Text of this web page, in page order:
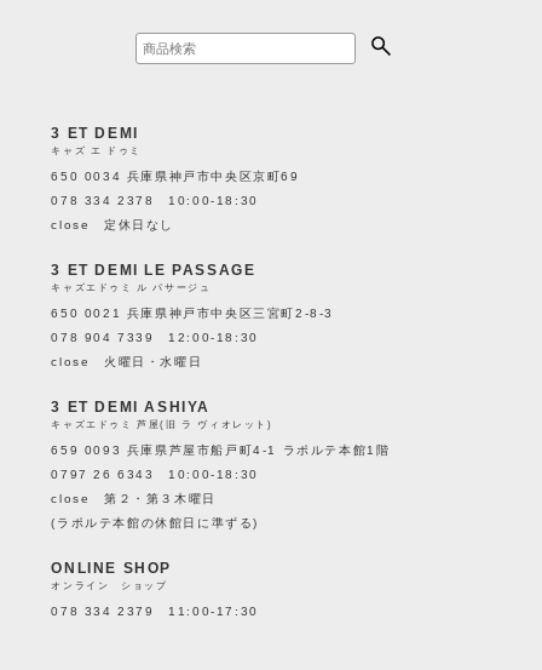
3 ET DEMI
キャズ エ ドゥミ
650 0034 兵庫県神戸市中央区京町69
078 334 2378 10:00-18:30
close 定休日なし
3 ET DEMI LE PASSAGE
キャズエドゥミ ル パサージュ
650 0021 兵庫県神戸市中央区三宮町2-8-3
078 904 7339 12:00-18:30
close 火曜日・水曜日
3 ET DEMI ASHIYA
キャズエドゥミ 芦屋(旧 ラ ヴィオレット)
659 0093 兵庫県芦屋市船戸町4-1 ラポルテ本館1階
0797 26 6343 10:00-18:30
close 第２・第３木曜日
(ラポルテ本館の休館日に準ずる)
ONLINE SHOP
オンライン ショップ
078 334 2379 11:00-17:30